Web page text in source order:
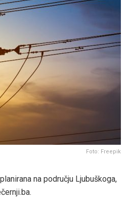
Foto: Freepik
na području Ljubuškoga,